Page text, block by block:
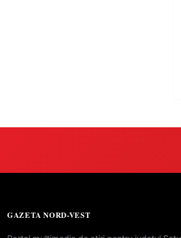
GAZETA NORD-VEST